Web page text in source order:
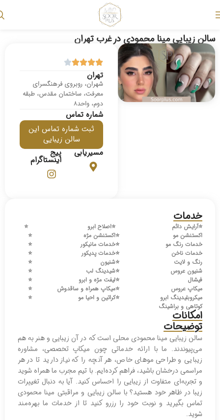
سالن زیبایی مینا محمودی در غرب تهران
تهران
شهران، روبروی فرهنگسرای
معرفت، ساختمان مقدس، طبقه
دوم، واحد۸
شماره تماس
ثبت شماره تماس این
سالن زیبایی
مسیریابی
پیج
اینستاگرام
خدمات
⭐️آرایش دائم ⭐️اصلاح ابرو
⭐️
اکستنشن مو
⭐️اکستنشن مژه
⭐️
خدمات رنگ مو
⭐️خدمات مانیکور
⭐️
خدمات ناخن
⭐️خدمات پدیکور
⭐️
رنگ و لایت
⭐️شنیون
⭐️
شنیون عروس
⭐️شیدینگ لب
⭐️
فیشال
⭐️لیفت مژه و ابرو
⭐️
میکاپ عروس
⭐️میکاپ همراه و ساقدوش
⭐️
میکروبلیدینگ ابرو
⭐️کراتین و احیا مو
⭐️
کوتاهی و براشینگ
امکانات
توضیحات
سالن زیبایی مینا محمودی محلی است که در آن زیبایی و هنر به هم
می‌پیوندند. ما با ارائه خدماتی چون میکاپ تخصصی، مشاوره
زیبایی و طراحی موهای خاص، هر آنچه را که نیاز دارید تا در هر
مراسمی درخشان باشید، فراهم کرده‌ایم. با تیم مجرب ما همراه شوید
و تجربه‌ای متفاوت از زیبایی را احساس کنید. آیا به دنبال تغییرات
زیبا در ظاهر خود هستید؟ با سالن زیبایی و مراقبتی مینا محمودی
تماس بگیرید و نوبت خود را رزرو کنید تا از خدمات ما بهره‌مند
شوید.